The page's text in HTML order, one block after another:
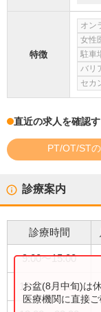
特徴
オン
女性
駐車
バリ
セカ
直近の求人を確認
PT/OT/ST
診療案内
診療時間
9:00〜15:00
15:00〜23:00
お盆(8月中旬)は
医療機関に直接ご